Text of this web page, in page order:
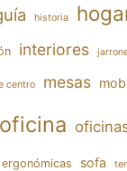
historia
interiores
centro mesas
oficina
sofa